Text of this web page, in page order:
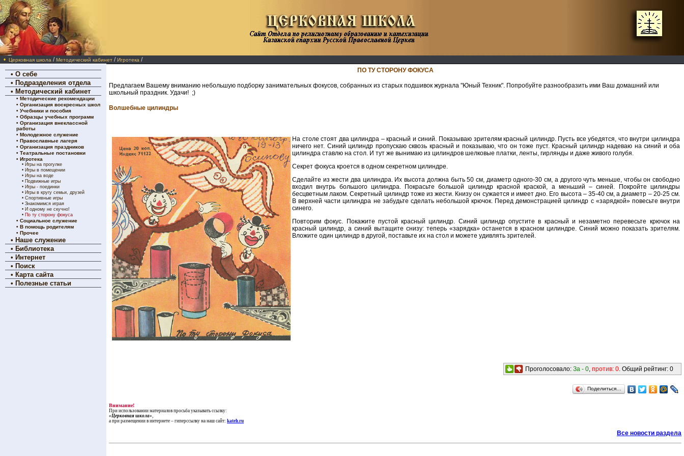
• Церковная школа /Методический кабинет /Игротека /
• О себе
• Подразделения отдела
• Методический кабинет
• Методические рекомендации
• Организация воскресных школ
• Учебники и пособия
• Образцы учебных программ
• Организация внеклассной
работы
• Молодежное служение
• Православные лагеря
• Организация праздников
• Театральные постановки
• Игротека
• Игры на прогулке
• Игры в помещении
• Игры на воде
• Подвижные игры
• Игры - поединки
• Игры в кругу семьи, друзей
• Спортивные игры
• Знакомимся играя
• И одному не скучно!
• По ту сторону фокуса
• Социальное служение
• В помощь родителям
• Прочее
• Наше служение
• Библиотека
• Интернет
• Поиск
• Карта сайта
• Полезные статьи
ПО ТУ СТОРОНУ ФОКУСА
Предлагаем Вашему вниманию небольшую подборку занимательных фокусов, собранных из старых подшивок журнала "Юный Техник". Попробуйте разнообразить ими Ваш домашний или
школьный праздник. Удачи! ;)
Волшебные цилиндры
На столе стоят два цилиндра – красный и синий. Показываю зрителям красный цилиндр. Пусть все убедятся, что внутри цилиндра
ничего нет. Синий цилиндр пропускаю сквозь красный и показываю, что он тоже пуст. Красный цилиндр надеваю на синий и оба
цилиндра ставлю на стол. И тут же вынимаю из цилиндров шелковые платки, ленты, гирлянды и даже живого голубя.
Секрет фокуса кроется в одном секретном цилиндре.
Сделайте из жести два цилиндра. Их высота должна быть 50 см, диаметр одного-30 см, а другого чуть меньше, чтобы он свободно
входил внутрь большого цилиндра. Покрасьте большой цилиндр красной краской, а меньший – синей. Покройте цилиндры
бесцветным лаком. Секретный цилиндр тоже из жести. Книзу он сужается и имеет дно. Его высота – 35-40 см, а диаметр – 20-25 см.
В верхней части цилиндра не забудьте сделать небольшой крючок. Перед демонстрацией цилиндр с «зарядкой» повесьте внутри
синего.
Повторим фокус. Покажите пустой красный цилиндр. Синий цилиндр опустите в красный и незаметно перевесьте крючок на
красный цилиндр, а синий вытащите снизу: теперь «зарядка» останется в красном цилиндре. Синий можно показать зрителям.
Вложите один цилиндр в другой, поставьте их на стол и можете удивлять зрителей.
Проголосовало: За - 0, против: 0. Общий рейтинг: 0
Поделиться…
Внимание!
При использовании материалов просьба указывать ссылку:
«Церковная школа»
а при размещении в интернете – гиперссылку на наш сайт: kateh.ru
Все новости раздела